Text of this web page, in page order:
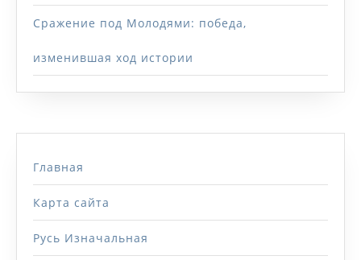
Сражение под Молодями: победа,
изменившая ход истории
Главная
Карта сайта
Русь Изначальная